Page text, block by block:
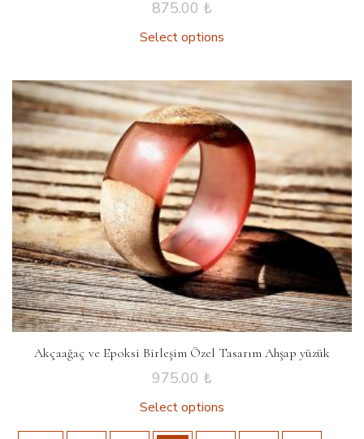
875.00 ₺
Select options
Akçaağaç ve Epoksi Birleşim Özel Tasarım Ahşap yüzük
975.00 ₺
Select options